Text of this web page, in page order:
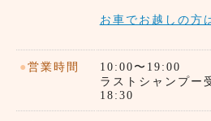
お車でお越しの方
● 営業時間
10:00〜19:00
ラストシャンプー
18:30